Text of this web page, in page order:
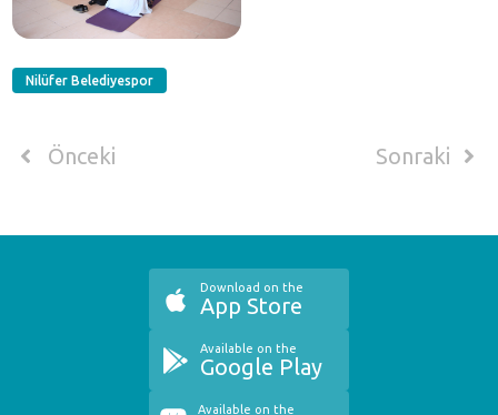
Nilüfer Belediyespor
Önceki Sonraki
Download on the
App Store
Available on the
Google Play
Available on the